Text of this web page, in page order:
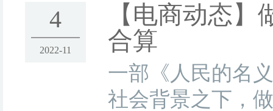
4
2022-11
【电商动态】
合算
一部《人民的名
社会背景之下，